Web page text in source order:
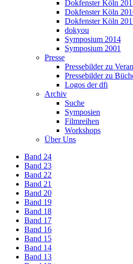
Dokfenster Köln
Dokfenster Köln
Dokfenster Köln
dokyou
Symposium 2014
Symposium 2001
Presse
Pressebilder zu
Pressebilder zu
Logos der dfi
Archiv
Suche
Symposien
Filmreihen
Workshops
Über Uns
Band 24
Band 23
Band 22
Band 21
Band 20
Band 19
Band 18
Band 17
Band 16
Band 15
Band 14
Band 13